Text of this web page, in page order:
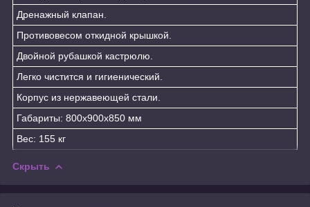
Дренажный клапан.
Противовесом откидной крышкой.
Двойной рубашкой кастрюлю.
Легко чистится и гигиенический.
Корпус из нержавеющей стали.
Габариты: 800x900x850 мм
Вес: 155 кг
Скрыть